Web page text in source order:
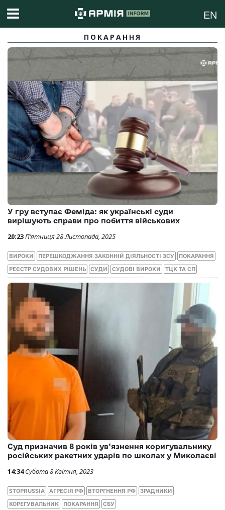
EN
ПОКАРАННЯ
У гру вступає Феміда: як українські суди
вирішують справи про побиття військових
20:23П’ятниця 28 Листопада, 2025
ВИРОКИ ПЕРЕШКОДЖАННЯ ЗАКОННІЙ ДІЯЛЬНОСТІ ЗСУ ПОКАРАННЯ
РЕЄСТР СУДОВИХ РІШЕНЬ СУДИ СУДОВІ ВИРОКИ ТЦК ТА СП
Суд призначив 8 років ув’язнення коригувальнику
російських ракетних ударів по школах у Миколаєві
14:34 Субота 8 Квітня, 2023
STOPRUSSIA АГРЕСІЯ РФ ВТОРГНЕННЯ РФ ЗРАДНИКИ
КОРЕГУВАЛЬНИК ПОКАРАННЯ СБУ